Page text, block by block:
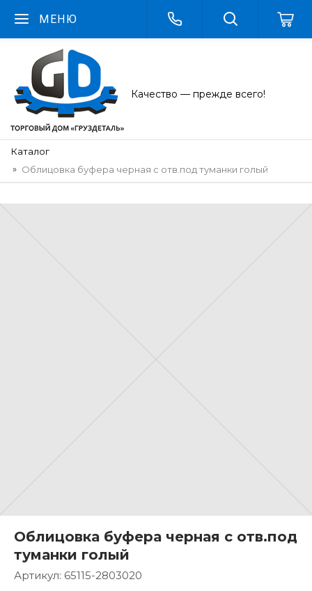
МЕНЮ
Качество — прежде всего!
Каталог
Облицовка буфера черная с отв.под туманки голый
Облицовка буфера черная с отв.под
туманки голый
Артикул: 65115-2803020